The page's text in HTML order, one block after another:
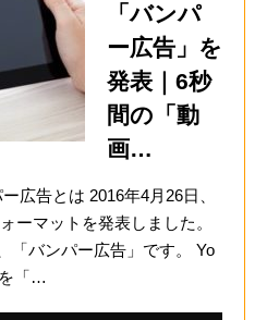
「バンパ
ー広告」を
発表｜6秒
間の「動
画…
広告とは 2016年4月26日、
ーマットを発表しました。
「バンパー広告」です。 Yo
「…